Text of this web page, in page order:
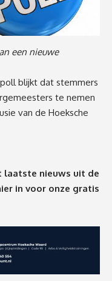
een nieuwe
blijkt dat stemmers
te nemen
van de Hoeksche
laatste nieuws uit de
in voor onze gratis